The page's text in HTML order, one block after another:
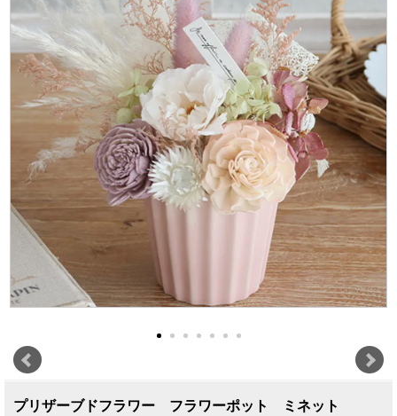
プリザーブドフラワー フラワーポット ミネット